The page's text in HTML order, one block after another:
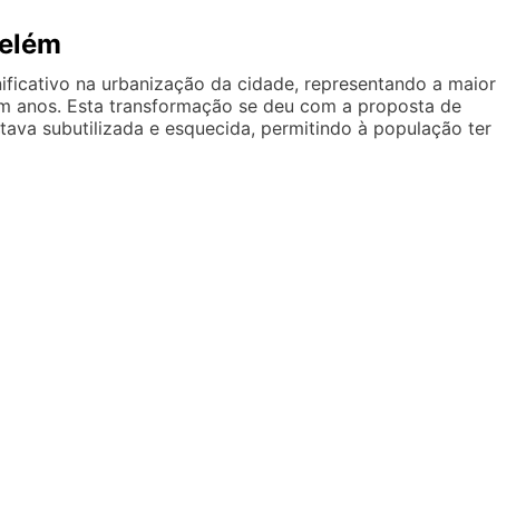
na urbanização da cidade, representando a maior
anos. Esta transformação se deu com a proposta de
subutilizada e esquecida, permitindo à população ter